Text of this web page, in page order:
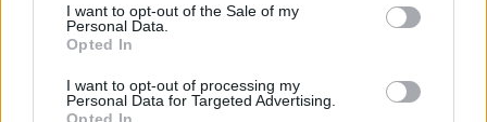
I want to opt-out of the Sale of my
Personal Data.
Opted In
I want to opt-out of processing my
Personal Data for Targeted Advertising.
Opted In